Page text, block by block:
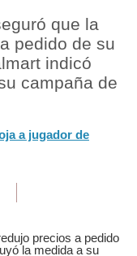
que la
pedido de su
indicó
campaña de
a jugador de